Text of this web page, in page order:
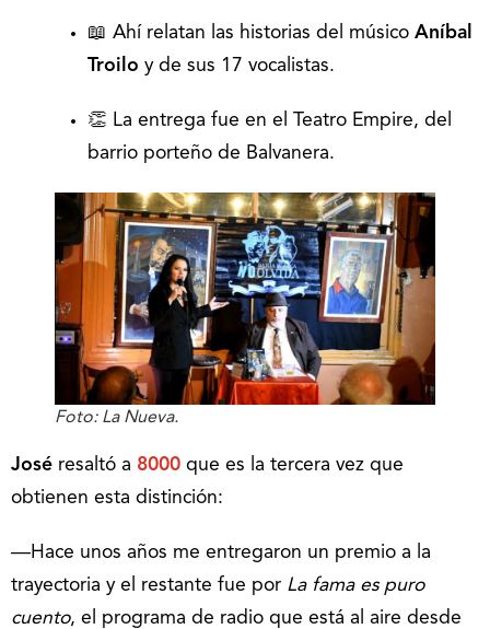
📖 Ahí relatan las historias del músico Aníbal
Troilo y de sus 17 vocalistas.
👏 La entrega fue en el Teatro Empire, del
barrio porteño de Balvanera.
Foto: La Nueva.
José resaltó a 8000 que es la tercera vez que
obtienen esta distinción:
―Hace unos años me entregaron un premio a la
trayectoria y el restante fue por La fama es puro
cuento, el programa de radio que está al aire desde